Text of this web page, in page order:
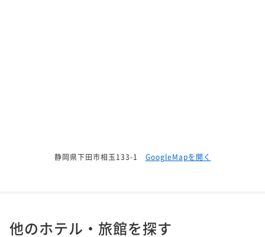
静岡県下田市相玉133-1 GoogleMapを開く
他のホテル・旅館を探す